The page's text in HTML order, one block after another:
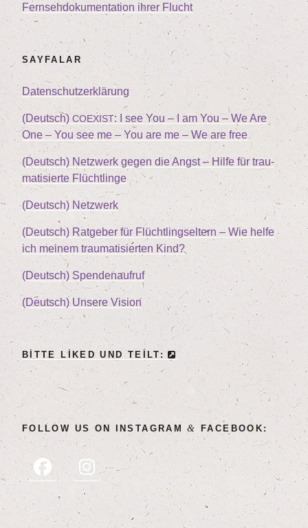
Fern­seh­do­ku­men­ta­ti­on ihrer Flucht
SAY­FA­LAR
Daten­schutz­er­klä­rung
(Deutsch) COEXIST: I see You – I am You – We Are
One – You see me – You are me – We are free
(Deutsch) Netz­werk gegen die Angst – Hil­fe für trau­
ma­ti­sier­te Flüchtlinge
(Deutsch) Netz­werk
(Deutsch) Rat­ge­ber für Flücht­lings­el­tern – Wie hel­fe
ich mei­nem trau­ma­ti­sier­ten Kind?
(Deutsch) Spen­den­auf­ruf
(Deutsch) Unse­re Vision
BIT­TE LIK­ED UND TEILT:
FOL­LOW US ON INSTA­GRAM& FACEBOOK: